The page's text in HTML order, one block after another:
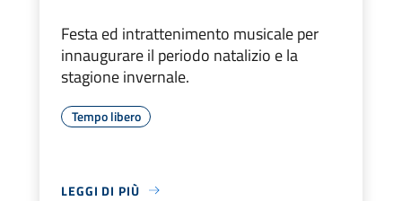
Festa ed intrattenimento musicale per
innaugurare il periodo natalizio e la
stagione invernale.
Tempo libero
LEGGI DI PIÙ